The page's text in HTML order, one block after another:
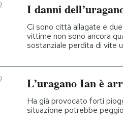
I danni
Ci sono città allagate e
vittime non sono ancora
sostanziale perdita di vite
L’uragano Ian è
Ha già provocato forti
situazione potrebbe